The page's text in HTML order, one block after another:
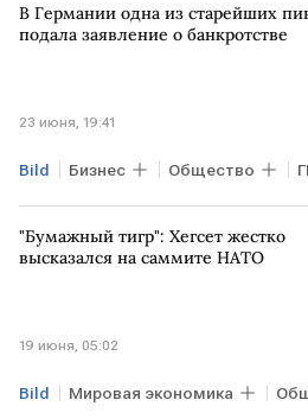
В Германии одна из старейших
подала заявление о банкротстве
23 июня, 19:41
Bild Бизнес Общество
"Бумажный тигр": Хегсет жестко
высказался на саммите НАТО
19 июня, 05:02
Bild Мировая экономика